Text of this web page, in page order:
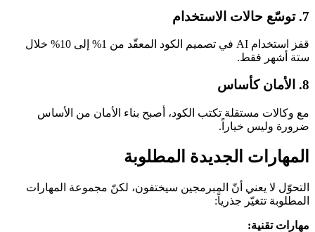
7. توسّع حالات الاستخدام
قفز استخدام AI في تصميم الكود المعقّد من 1% إلى 10% خلال
ستة أشهر فقط.
8. الأمان كأساس
مع وكالات مستقلة تكتب الكود، أصبح بناء الأمان من الأساس
ضرورة وليس خياراً.
المهارات الجديدة المطلوبة
التحوّل لا يعني أنّ المبرمجين سيختفون، لكنّ مجموعة المهارات
المطلوبة تتغيّر جذرياً:
مهارات تقنية: